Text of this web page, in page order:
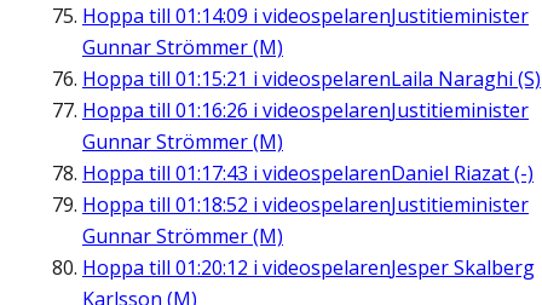
Hoppa till 01:14:09 i videospelarenJustitieminister
Gunnar Strömmer (M)
Hoppa till 01:15:21 i videospelarenLaila Naraghi (S)
Hoppa till 01:16:26 i videospelarenJustitieminister
Gunnar Strömmer (M)
Hoppa till 01:17:43 i videospelarenDaniel Riazat (-)
Hoppa till 01:18:52 i videospelarenJustitieminister
Gunnar Strömmer (M)
Hoppa till 01:20:12 i videospelarenJesper Skalberg
Karlsson (M)